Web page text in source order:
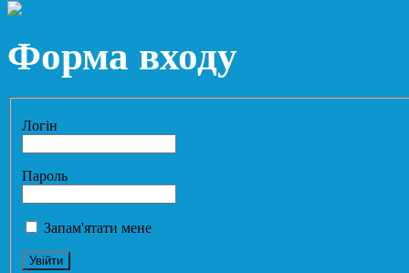
Форма входу
Логін
Пароль
Запам'ятати мене